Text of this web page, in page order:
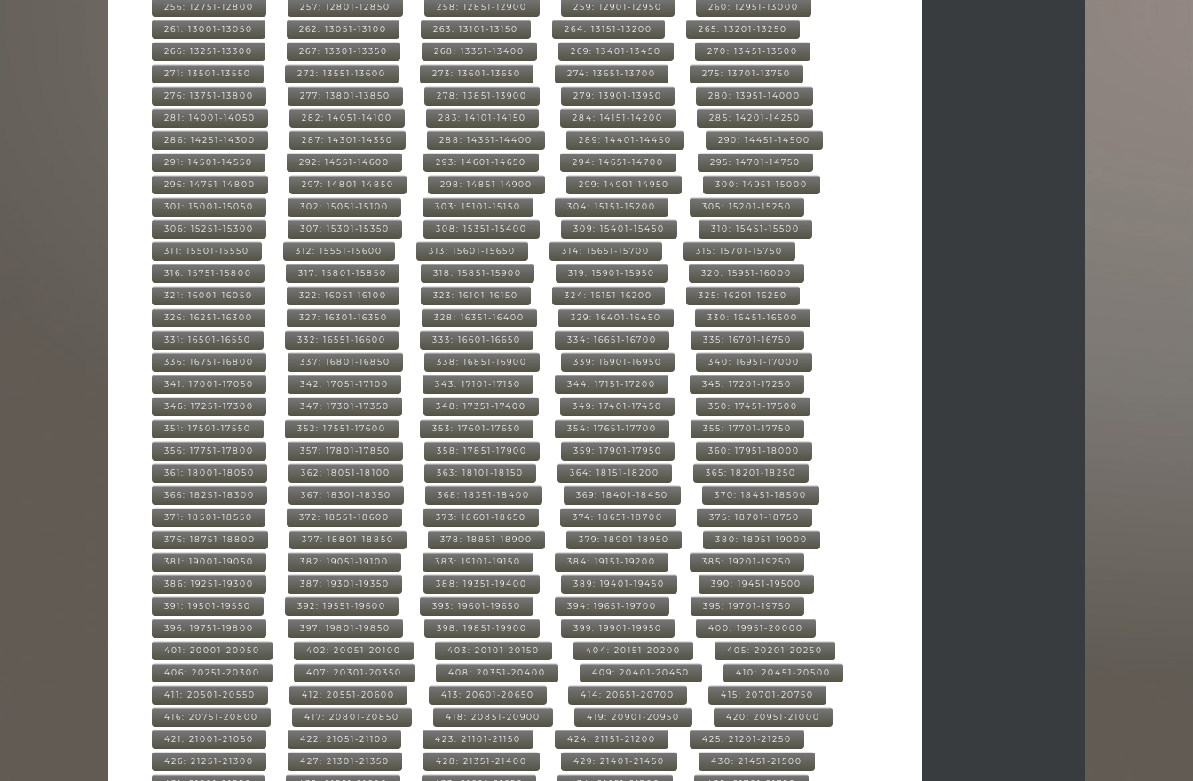
256: 12751-12800 257: 12801-12850 258: 12851-12900 259: 12901-12950 260: 12951-13000
261: 13001-13050 262: 13051-13100 263: 13101-13150 264: 13151-13200 265: 13201-13250
266: 13251-13300 267: 13301-13350 268: 13351-13400 269: 13401-13450 270: 13451-13500
271: 13501-13550 272: 13551-13600 273: 13601-13650 274: 13651-13700 275: 13701-13750
276: 13751-13800 277: 13801-13850 278: 13851-13900 279: 13901-13950 280: 13951-14000
281: 14001-14050 282: 14051-14100 283: 14101-14150 284: 14151-14200 285: 14201-14250
286: 14251-14300 287: 14301-14350 288: 14351-14400 289: 14401-14450 290: 14451-14500
291: 14501-14550 292: 14551-14600 293: 14601-14650 294: 14651-14700 295: 14701-14750
296: 14751-14800 297: 14801-14850 298: 14851-14900 299: 14901-14950 300: 14951-15000
301: 15001-15050 302: 15051-15100 303: 15101-15150 304: 15151-15200 305: 15201-15250
306: 15251-15300 307: 15301-15350 308: 15351-15400 309: 15401-15450 310: 15451-15500
311: 15501-15550 312: 15551-15600 313: 15601-15650 314: 15651-15700 315: 15701-15750
316: 15751-15800 317: 15801-15850 318: 15851-15900 319: 15901-15950 320: 15951-16000
321: 16001-16050 322: 16051-16100 323: 16101-16150 324: 16151-16200 325: 16201-16250
326: 16251-16300 327: 16301-16350 328: 16351-16400 329: 16401-16450 330: 16451-16500
331: 16501-16550 332: 16551-16600 333: 16601-16650 334: 16651-16700 335: 16701-16750
336: 16751-16800 337: 16801-16850 338: 16851-16900 339: 16901-16950 340: 16951-17000
341: 17001-17050 342: 17051-17100 343: 17101-17150 344: 17151-17200 345: 17201-17250
346: 17251-17300 347: 17301-17350 348: 17351-17400 349: 17401-17450 350: 17451-17500
351: 17501-17550 352: 17551-17600 353: 17601-17650 354: 17651-17700 355: 17701-17750
356: 17751-17800 357: 17801-17850 358: 17851-17900 359: 17901-17950 360: 17951-18000
361: 18001-18050 362: 18051-18100 363: 18101-18150 364: 18151-18200 365: 18201-18250
366: 18251-18300 367: 18301-18350 368: 18351-18400 369: 18401-18450 370: 18451-18500
371: 18501-18550 372: 18551-18600 373: 18601-18650 374: 18651-18700 375: 18701-18750
376: 18751-18800 377: 18801-18850 378: 18851-18900 379: 18901-18950 380: 18951-19000
381: 19001-19050 382: 19051-19100 383: 19101-19150 384: 19151-19200 385: 19201-19250
386: 19251-19300 387: 19301-19350 388: 19351-19400 389: 19401-19450 390: 19451-19500
391: 19501-19550 392: 19551-19600 393: 19601-19650 394: 19651-19700 395: 19701-19750
396: 19751-19800 397: 19801-19850 398: 19851-19900 399: 19901-19950 400: 19951-20000
401: 20001-20050 402: 20051-20100 403: 20101-20150 404: 20151-20200 405: 20201-20250
406: 20251-20300 407: 20301-20350 408: 20351-20400 409: 20401-20450 410: 20451-20500
411: 20501-20550 412: 20551-20600 413: 20601-20650 414: 20651-20700 415: 20701-20750
416: 20751-20800 417: 20801-20850 418: 20851-20900 419: 20901-20950 420: 20951-21000
421: 21001-21050 422: 21051-21100 423: 21101-21150 424: 21151-21200 425: 21201-21250
426: 21251-21300 427: 21301-21350 428: 21351-21400 429: 21401-21450 430: 21451-21500